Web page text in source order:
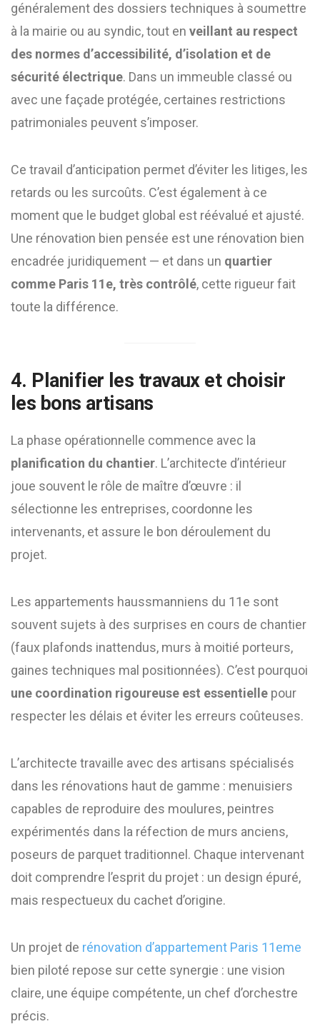
généralement des dossiers techniques à soumettre
à la mairie ou au syndic, tout en veillant au respect
des normes d’accessibilité, d’isolation et de
sécurité électrique. Dans un immeuble classé ou
avec une façade protégée, certaines restrictions
patrimoniales peuvent s’imposer.
Ce travail d’anticipation permet d’éviter les litiges, les
retards ou les surcoûts. C’est également à ce
moment que le budget global est réévalué et ajusté.
Une rénovation bien pensée est une rénovation bien
encadrée juridiquement — et dans un quartier
comme Paris 11e, très contrôlé, cette rigueur fait
toute la différence.
4. Planifier les travaux et choisir
les bons artisans
La phase opérationnelle commence avec la
planification du chantier. L’architecte d’intérieur
joue souvent le rôle de maître d’œuvre : il
sélectionne les entreprises, coordonne les
intervenants, et assure le bon déroulement du
projet.
Les appartements haussmanniens du 11e sont
souvent sujets à des surprises en cours de chantier
(faux plafonds inattendus, murs à moitié porteurs,
gaines techniques mal positionnées). C’est pourquoi
une coordination rigoureuse est essentielle pour
respecter les délais et éviter les erreurs coûteuses.
L’architecte travaille avec des artisans spécialisés
dans les rénovations haut de gamme : menuisiers
capables de reproduire des moulures, peintres
expérimentés dans la réfection de murs anciens,
poseurs de parquet traditionnel. Chaque intervenant
doit comprendre l’esprit du projet : un design épuré,
mais respectueux du cachet d’origine.
Un projet de rénovation d’appartement Paris 11eme
bien piloté repose sur cette synergie : une vision
claire, une équipe compétente, un chef d’orchestre
précis.